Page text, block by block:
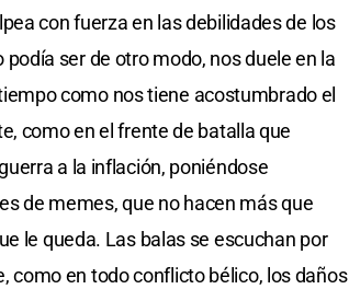
con fuerza en las debilidades de los
ser de otro modo, nos duele en la
como nos tiene acostumbrado el
como en el frente de batalla que
a la inflación, poniéndose
de memes, que no hacen más que
le queda. Las balas se escuchan por
como en todo conflicto bélico, los daños